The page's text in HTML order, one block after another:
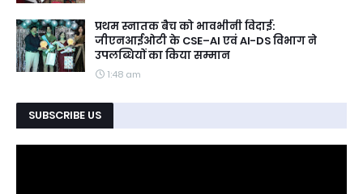
प्रथम स्नातक बैच को भावभीनी विदाई:
जीएनआईओटी के CSE–AI एवं AI-DS विभाग ने
उपलब्धियों का किया सम्मान
1:48 am
SUBSCRIBE US